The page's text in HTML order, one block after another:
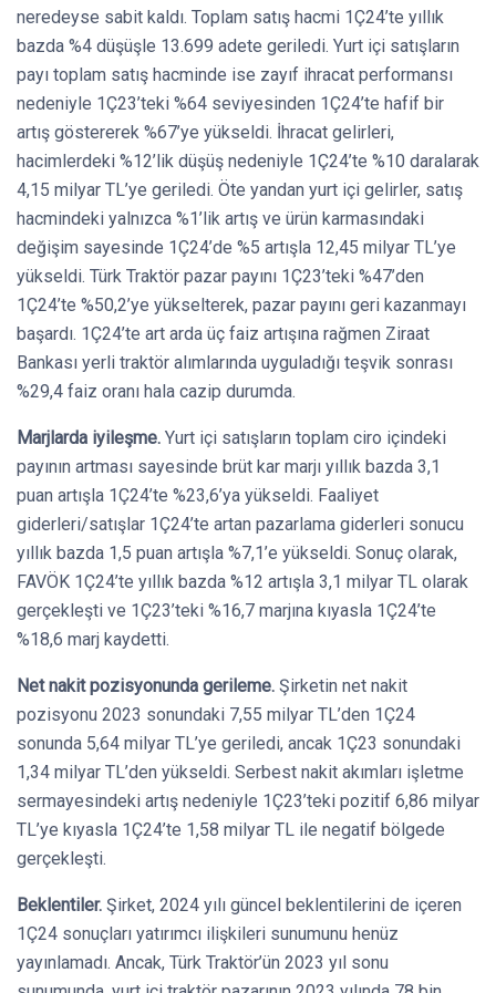
neredeyse sabit kaldı. Toplam satış hacmi 1Ç24’te yıllık
bazda %4 düşüşle 13.699 adete geriledi. Yurt içi satışların
payı toplam satış hacminde ise zayıf ihracat performansı
nedeniyle 1Ç23’teki %64 seviyesinden 1Ç24’te hafif bir
artış göstererek %67’ye yükseldi. İhracat gelirleri,
hacimlerdeki %12’lik düşüş nedeniyle 1Ç24’te %10 daralarak
4,15 milyar TL’ye geriledi. Öte yandan yurt içi gelirler, satış
hacmindeki yalnızca %1’lik artış ve ürün karmasındaki
değişim sayesinde 1Ç24’de %5 artışla 12,45 milyar TL’ye
yükseldi. Türk Traktör pazar payını 1Ç23’teki %47’den
1Ç24’te %50,2’ye yükselterek, pazar payını geri kazanmayı
başardı. 1Ç24’te art arda üç faiz artışına rağmen Ziraat
Bankası yerli traktör alımlarında uyguladığı teşvik sonrası
%29,4 faiz oranı hala cazip durumda.
Marjlarda iyileşme. Yurt içi satışların toplam ciro içindeki
payının artması sayesinde brüt kar marjı yıllık bazda 3,1
puan artışla 1Ç24’te %23,6’ya yükseldi. Faaliyet
giderleri/satışlar 1Ç24’te artan pazarlama giderleri sonucu
yıllık bazda 1,5 puan artışla %7,1’e yükseldi. Sonuç olarak,
FAVÖK 1Ç24’te yıllık bazda %12 artışla 3,1 milyar TL olarak
gerçekleşti ve 1Ç23’teki %16,7 marjına kıyasla 1Ç24’te
%18,6 marj kaydetti.
Net nakit pozisyonunda gerileme. Şirketin net nakit
pozisyonu 2023 sonundaki 7,55 milyar TL’den 1Ç24
sonunda 5,64 milyar TL’ye geriledi, ancak 1Ç23 sonundaki
1,34 milyar TL’den yükseldi. Serbest nakit akımları işletme
sermayesindeki artış nedeniyle 1Ç23’teki pozitif 6,86 milyar
TL’ye kıyasla 1Ç24’te 1,58 milyar TL ile negatif bölgede
gerçekleşti.
Beklentiler. Şirket, 2024 yılı güncel beklentilerini de içeren
1Ç24 sonuçları yatırımcı ilişkileri sunumunu henüz
yayınlamadı. Ancak, Türk Traktör’ün 2023 yıl sonu